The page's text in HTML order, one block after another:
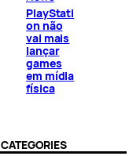
PlayStati
on não
vai mais
lançar
games
em mídia
física
CATEGORIES